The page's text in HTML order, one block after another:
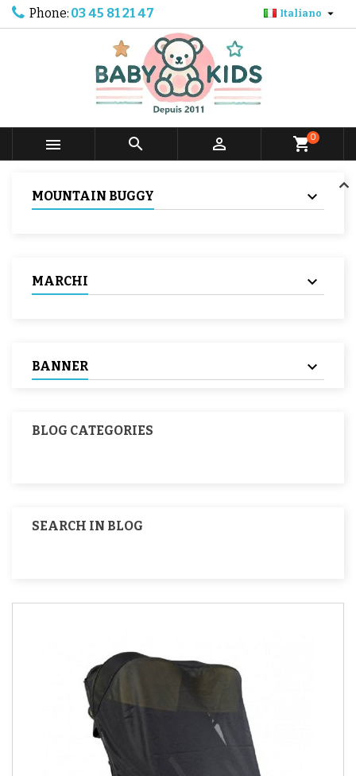
Phone: 03 45 81 21 47 Italiano 
   shopping_cart0
MOUNTAIN BUGGY
MARCHI
BANNER
BLOG CATEGORIES
SEARCH IN BLOG